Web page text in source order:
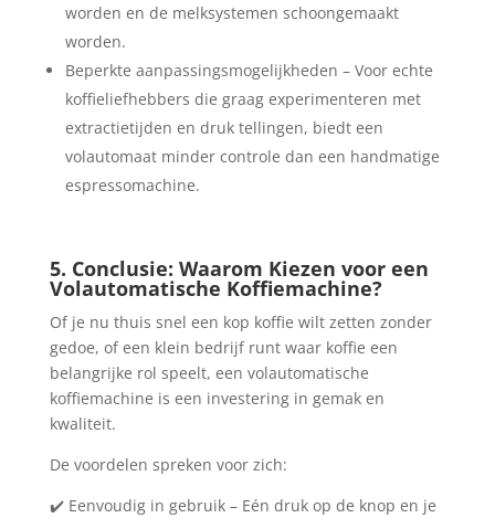
worden en de melksystemen schoongemaakt
worden.
Beperkte aanpassingsmogelijkheden – Voor echte
koffieliefhebbers die graag experimenteren met
extractietijden en druk tellingen, biedt een
volautomaat minder controle dan een handmatige
espressomachine.
5. Conclusie: Waarom Kiezen voor een
Volautomatische Koffiemachine?
Of je nu thuis snel een kop koffie wilt zetten zonder
gedoe, of een klein bedrijf runt waar koffie een
belangrijke rol speelt, een volautomatische
koffiemachine is een investering in gemak en
kwaliteit.
De voordelen spreken voor zich:
✔️ Eenvoudig in gebruik – Eén druk op de knop en je